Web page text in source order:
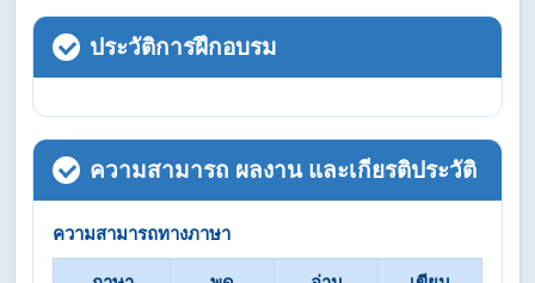
ประวัติการฝึกอบรม
ความสามารถ ผลงาน และเกียรติประวัติ
ความสามารถทางภาษา